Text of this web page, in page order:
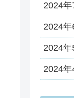
2024年
2024年
2024年
2024年